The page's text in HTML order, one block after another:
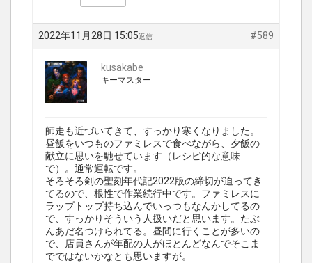
2022年11月28日 15:05 #589
返信
kusakabe
キーマスター
師走も近づいてきて、すっかり寒くなりました。
昼飯をいつものファミレスで食べながら、夕飯の
献立に思いを馳せています（レシピ的な意味
で）。通常運転です。
そろそろ剣の聖刻年代記2022版の締切が迫ってき
てるので、根性で作業続行中です。ファミレスに
ラップトップ持ち込んでいっつもなんかしてるの
で、すっかりそういう人扱いだと思います。たぶ
んあだ名つけられてる。昼間に行くことが多いの
で、店員さんが年配の人がほとんどなんでそこま
でではないかなとも思いますが。